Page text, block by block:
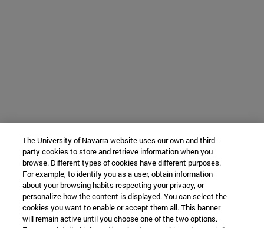
The University of Navarra website uses our own and third-
party cookies to store and retrieve information when you
browse. Different types of cookies have different purposes.
For example, to identify you as a user, obtain information
about your browsing habits respecting your privacy, or
personalize how the content is displayed. You can select the
cookies you want to enable or accept them all. This banner
will remain active until you choose one of the two options.